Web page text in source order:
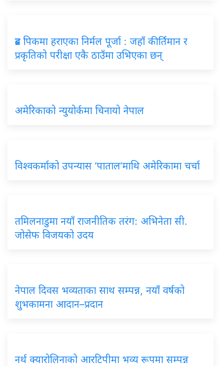
ब्रड पिकमा हराएका निर्मल पूर्जा : जहाँ कीर्तिमान र
प्रकृतिको परीक्षा एकै ठाउँमा उभिएका छन्
अमेरिकाको न्युयोर्कमा चिनायो नेपाल
विश्वकर्माको उपन्यास ‘पाताल’माथि अमेरिकामा चर्चा
तमिलनाडुमा नयाँ राजनीतिक तरंग: अभिनेता सी.
जोसेफ विजयको उदय
नेपाल दिवस भव्यताका साथ सम्पन्न, नयाँ वर्षको
शुभकामना आदान–प्रदान
नर्थ क्यारोलिनाको आरटिपीमा भव्य रूपमा सम्पन्न